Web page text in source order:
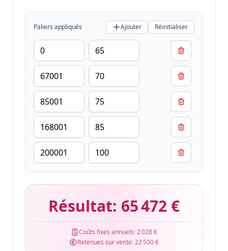
Paliers appliqués Ajouter Réinitialiser
Résultat: 65 472 €
Coûts fixes annuels:2 028 €
Retenues sur vente:22 500 €